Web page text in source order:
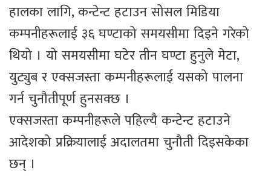
हालका लागि, कन्टेन्ट हटाउन सोसल मिडिया
कम्पनीहरूलाई ३६ घण्टाको समयसीमा दिइने गरेको
थियो । यो समयसीमा घटेर तीन घण्टा हुनुले मेटा,
युट्युब र एक्सजस्ता कम्पनीहरूलाई यसको पालना
गर्न चुनौतीपूर्ण हुनसक्छ ।
एक्सजस्ता कम्पनीहरूले पहिल्यै कन्टेन्ट हटाउने
आदेशको प्रक्रियालाई अदालतमा चुनौती दिइसकेका
छन् ।